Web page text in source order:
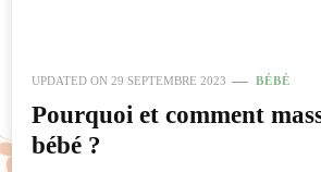
UPDATED ON 29 SEPTEMBRE 2023 BÉBÉ
Pourquoi et comment
bébé ?